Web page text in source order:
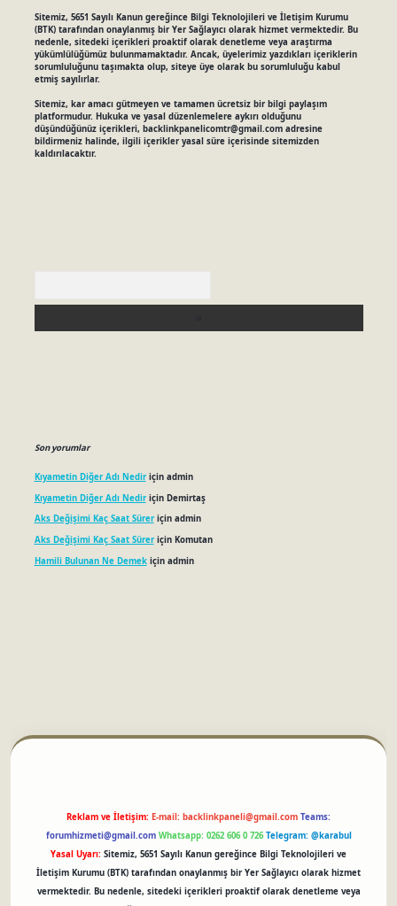
Sitemiz, 5651 Sayılı Kanun gereğince Bilgi Teknolojileri ve İletişim Kurumu
(BTK) tarafından onaylanmış bir Yer Sağlayıcı olarak hizmet vermektedir. Bu
nedenle, sitedeki içerikleri proaktif olarak denetleme veya araştırma
yükümlülüğümüz bulunmamaktadır. Ancak, üyelerimiz yazdıkları içeriklerin
sorumluluğunu taşımakta olup, siteye üye olarak bu sorumluluğu kabul
etmiş sayılırlar.
Sitemiz, kar amacı gütmeyen ve tamamen ücretsiz bir bilgi paylaşım
platformudur. Hukuka ve yasal düzenlemelere aykırı olduğunu
düşündüğünüz içerikleri, backlinkpanelicomtr@gmail.comadresine
bildirmeniz halinde, ilgili içerikler yasal süre içerisinde sitemizden
kaldırılacaktır.
Son yorumlar
Kıyametin Diğer Adı Nediriçin admin
Kıyametin Diğer Adı Nediriçin Demirtaş
Aks Değişimi Kaç Saat Süreriçin admin
Aks Değişimi Kaç Saat Süreriçin Komutan
Hamili Bulunan Ne Demekiçin admin
Reklam ve İletişim: E-mail: backlinkpaneli@gmail.com Teams:
forumhizmeti@gmail.com Whatsapp: 0262 606 0 726 Telegram: @karabul
Yasal Uyarı: Sitemiz, 5651 Sayılı Kanun gereğince Bilgi Teknolojileri ve
İletişim Kurumu (BTK) tarafından onaylanmış bir Yer Sağlayıcı olarak hizmet
vermektedir. Bu nedenle, sitedeki içerikleri proaktif olarak denetleme veya